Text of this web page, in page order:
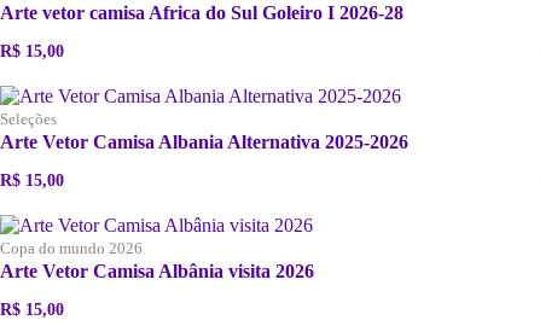
Arte vetor camisa Africa do Sul Goleiro I 2026-28
R$ 15,00
Seleções
Arte Vetor Camisa Albania Alternativa 2025-2026
R$ 15,00
Copa do mundo 2026
Arte Vetor Camisa Albânia visita 2026
R$ 15,00